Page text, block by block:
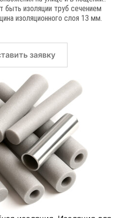
быть изоляции труб сечением
изоляционного слоя 13 мм.
заявку